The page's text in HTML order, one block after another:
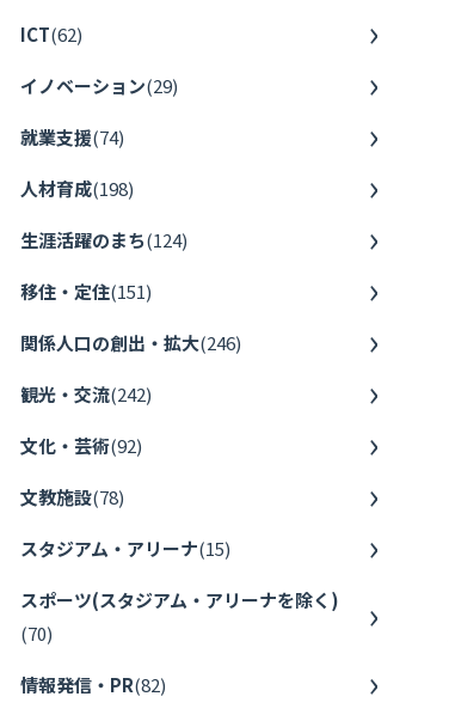
ICT(62)
イノベーション(29)
就業支援(74)
人材育成(198)
生涯活躍のまち(124)
移住・定住(151)
関係人口の創出・拡大(246)
観光・交流(242)
文化・芸術(92)
文教施設(78)
スタジアム・アリーナ(15)
スポーツ(スタジアム・アリーナを除く)
(70)
情報発信・PR(82)